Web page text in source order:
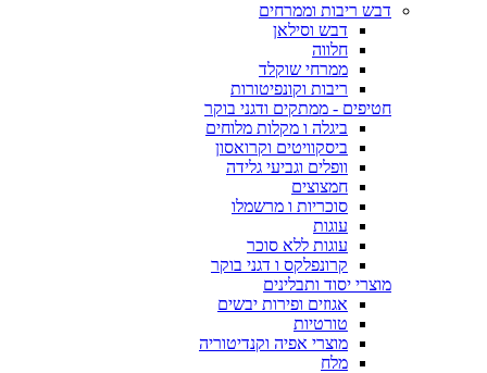
דבש ריבות וממרחים
דבש וסילאן
חלווה
ממרחי שוקלד
ריבות וקונפיטורות
חטיפים - ממתקים ודגני בוקר
ביגלה ו מקלות מלוחים
ביסקוויטים וקרואסון
וופלים וגביעי גלידה
חמצוצים
סוכריות ו מרשמלו
עוגות
עוגות ללא סוכר
קרונפלקס ו דגני בוקר
מוצרי יסוד ותבלינים
אגוזים ופירות יבשים
טורטיות
מוצרי אפיה וקנדיטוריה
מלח